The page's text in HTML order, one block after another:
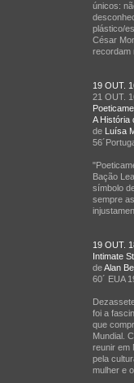
únicos:
plástico/
César
recordam
19 OUT.
21 OUT.
A História
de Luísa
Bação
símbolo
sempre
19 OUT.
Intimate
deAlan
60´ EUA
foi a
que
Mundial.
reunir em
pela
mulher e